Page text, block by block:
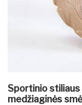
Sportinio
medžiaginės